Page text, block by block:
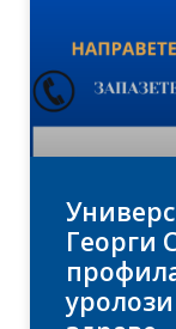
Георги